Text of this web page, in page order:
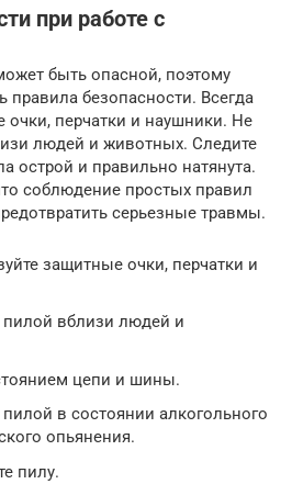
при работе с
быть опасной, поэтому
правила безопасности. Всегда
очки, перчатки и наушники. Не
людей и животных. Следите
острой и правильно натянута.
соблюдение простых правил
серьезные травмы.
защитные очки, перчатки и
пилой вблизи людей и
цепи и шины.
пилой в состоянии алкогольного
опьянения.
пилу.